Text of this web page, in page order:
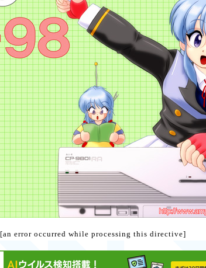
[an error occurred while processing this directive]